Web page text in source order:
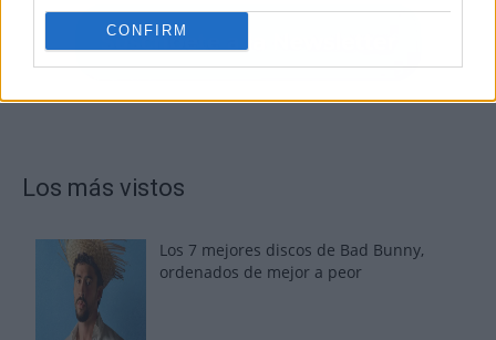
CONFIRM
Los más vistos
Los 7 mejores discos de Bad Bunny,
ordenados de mejor a peor